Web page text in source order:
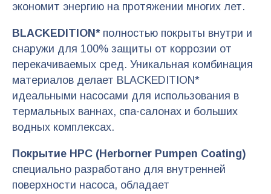
экономит энергию на протяжении многих лет.
BLACKEDITION*полностью покрыты внутри и
снаружи для 100% защиты от коррозии от
перекачиваемых сред. Уникальная комбинация
материалов делает BLACKEDITION*
идеальными насосами для использования в
термальных ваннах, спа-салонах и больших
водных комплексах.
Покрытие HPC (Herborner Pumpen Coating)
специально разработано для внутренней
поверхности насоса, обладает